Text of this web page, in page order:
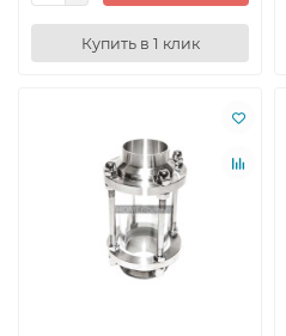
Купить в 1 клик